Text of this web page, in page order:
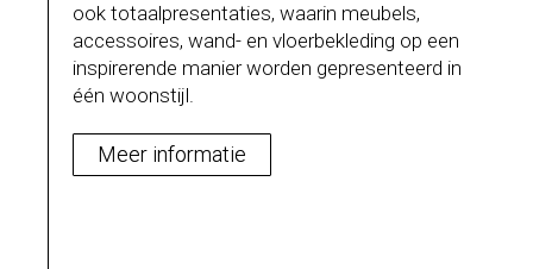
ook totaalpresentaties, waarin meubels,
accessoires, wand- en vloerbekleding op een
inspirerende manier worden gepresenteerd in
één woonstijl.
Meer informatie